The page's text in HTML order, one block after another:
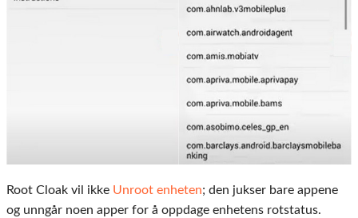
Root Cloak vil ikke Unroot enheten; den jukser bare appene
og unngår noen apper for å oppdage enhetens rotstatus.